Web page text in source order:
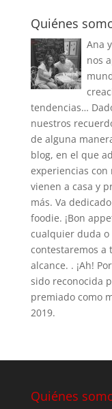
Quiénes
Ana
nos
tendencias…
nuestros
de alguna
blog, en el que
experiencias con
vienen a casa y
más. Va
foodie. ¡Bon
cualquier duda o
contestaremos a
alcance. . ¡Ah!
sido reconocida
premiado como
2019.
Quiénes